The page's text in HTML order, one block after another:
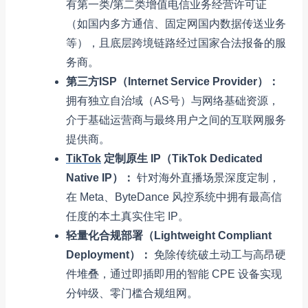
有第一类/第二类增值电信业务经营许可证
（如国内多方通信、固定网国内数据传送业务
等），且底层跨境链路经过国家合法报备的服
务商。
第三方ISP（Internet Service Provider）：
拥有独立自治域（AS号）与网络基础资源，
介于基础运营商与最终用户之间的互联网服务
提供商。
TikTok 定制原生 IP（TikTok Dedicated
Native IP）： 针对海外直播场景深度定制，
在 Meta、ByteDance 风控系统中拥有最高信
任度的本土真实住宅 IP。
轻量化合规部署（Lightweight Compliant
Deployment）：
免除传统破土动工与高昂硬
件堆叠，通过即插即用的智能 CPE 设备实现
分钟级、零门槛合规组网。